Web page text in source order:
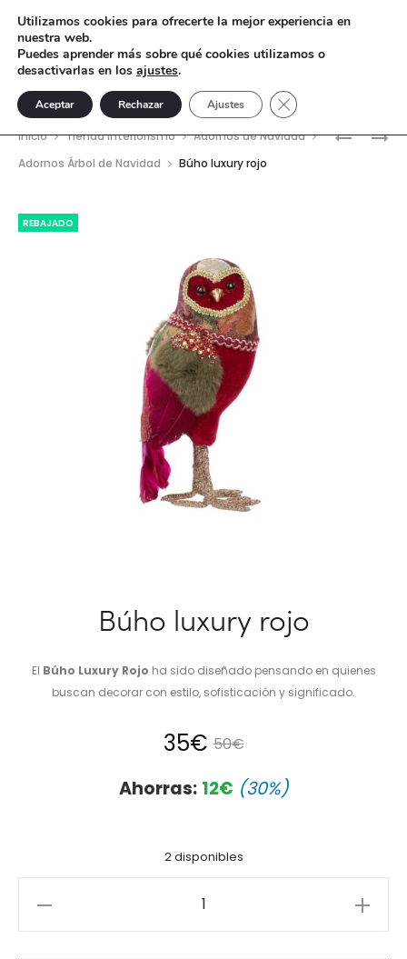
CISNE
LECHUZA
Inicio Tienda interiorismo
Adornos de Navidad
Adornos Árbol de Navidad
Búho luxury rojo
REBAJADO
Búho luxury rojo
El Búho Luxury Rojo ha sido diseñado pensando en quienes
buscan decorar con estilo, sofisticación y significado.
50€
El
precio
era:
50€.
35€
precio
es:
Ahorras: 12€ (30%)
2 disponibles
Utilizamos cookies para ofrecerte la mejor experiencia en
nuestra web.
Puedes aprender más sobre qué cookies utilizamos o
desactivarlas en los ajustes.
Aceptar Rechazar Ajustes Cerrar el banner de